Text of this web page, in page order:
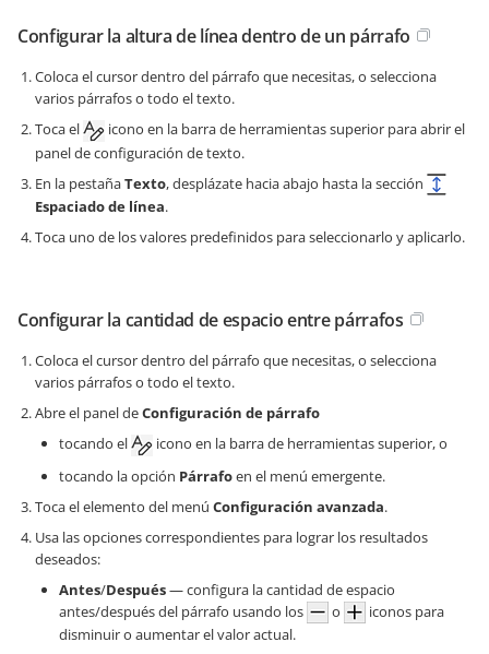
Configurar la altura de línea dentro de un párrafo
Coloca el cursor dentro del párrafo que necesitas, o selecciona
varios párrafos o todo el texto.
Toca el
icono en la barra de herramientas superior para abrir el
panel de configuración de texto.
En la pestañaTexto, desplázate hacia abajo hasta la sección
Espaciado de línea.
Toca uno de los valores predefinidos para seleccionarlo y aplicarlo.
Configurar la cantidad de espacio entre párrafos
Coloca el cursor dentro del párrafo que necesitas, o selecciona
varios párrafos o todo el texto.
Abre el panel deConfiguración de párrafo
tocando el
icono en la barra de herramientas superior, o
tocando la opción Párrafoen el menú emergente.
Toca el elemento del menú Configuración avanzada.
Usa las opciones correspondientes para lograr los resultados
deseados:
Antes/Después— configura la cantidad de espacio
antes/después del párrafo usando los
o
iconos para
disminuir o aumentar el valor actual.